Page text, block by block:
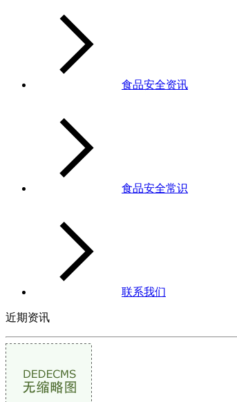
食品安全资讯
食品安全常识
联系我们
近期资讯